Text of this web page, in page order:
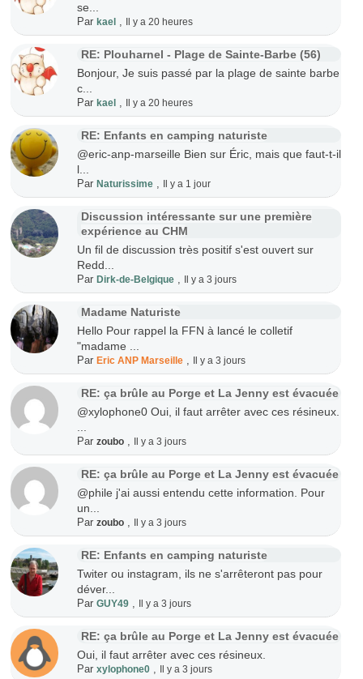
se...
Par kael, Il y a 20 heures
RE: Plouharnel - Plage de Sainte-Barbe (56)
Bonjour, Je suis passé par la plage de sainte barbe
c...
Par kael, Il y a 20 heures
RE: Enfants en camping naturiste
@eric-anp-marseille Bien sur Éric, mais que faut-t-il
l...
Par Naturissime, Il y a 1 jour
Discussion intéressante sur une première
expérience au CHM
Un fil de discussion très positif s'est ouvert sur
Redd...
Par Dirk-de-Belgique, Il y a 3 jours
Madame Naturiste
Hello Pour rappel la FFN à lancé le colletif
"madame ...
Par Eric ANP Marseille, Il y a 3 jours
RE: ça brûle au Porge et La Jenny est évacuée
@xylophone0 Oui, il faut arrêter avec ces résineux.
...
Par zoubo, Il y a 3 jours
RE: ça brûle au Porge et La Jenny est évacuée
@phile j'ai aussi entendu cette information. Pour
un...
Par zoubo, Il y a 3 jours
RE: Enfants en camping naturiste
Twiter ou instagram, ils ne s'arrêteront pas pour
déver...
Par GUY49, Il y a 3 jours
RE: ça brûle au Porge et La Jenny est évacuée
Oui, il faut arrêter avec ces résineux.
Par xylophone0, Il y a 3 jours